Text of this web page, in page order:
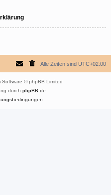
Alle Zeiten sind UTC+02:00
Software © phpBB Limited
durch phpBB.de